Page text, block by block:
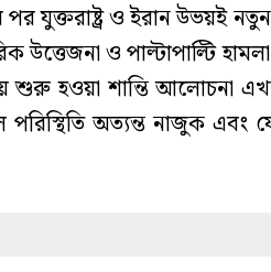
যুক্তরাষ্ট্র ও ইরান উভয়ই
উত্তেজনা ও পাল্টাপাল্টি
শুরু হওয়া শান্তি আলোচনা
পরিস্থিতি অত্যন্ত নাজুক